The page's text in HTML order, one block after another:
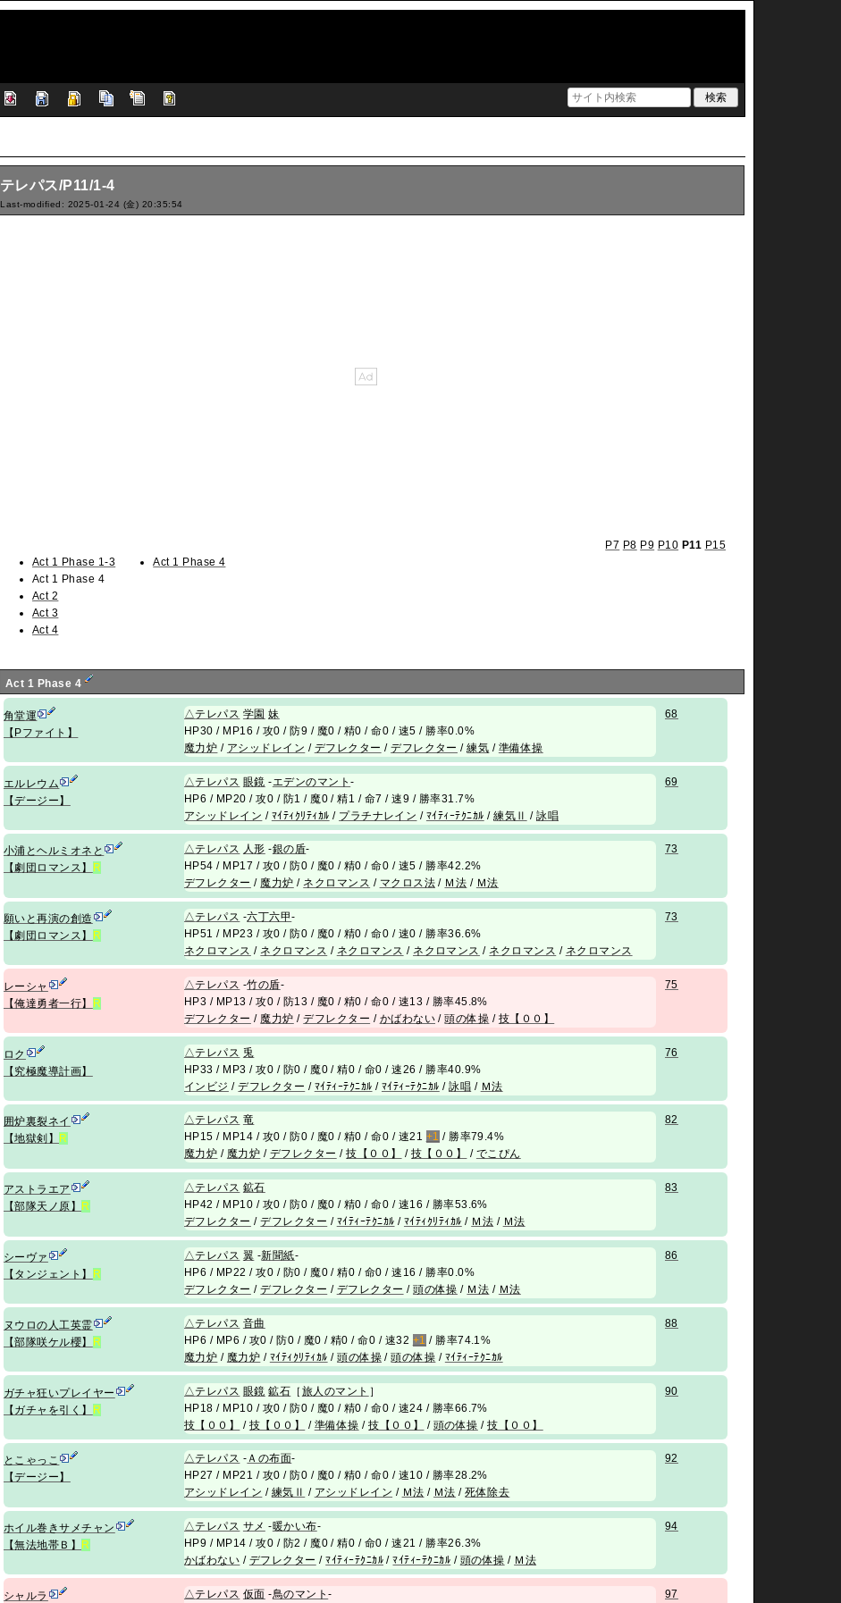
テレパス/P11/1-4
Last-modified: 2025-01-24 (金) 20:35:54
Act 1 Phase 1-3
Act 1 Phase 4
Act 2
Act 3
Act 4
Act 1 Phase 4
P7 P8 P9 P10 P11 P15
Act 1 Phase 4
角堂運
【Pファイト】
△テレパス 学園 妹
HP30 / MP16 / 攻0 / 防9 / 魔0 / 精0 / 命0 / 速5 / 勝率0.0%
魔力炉 / アシッドレイン / デフレクター /デフレクター /練気 / 準備体操
68
エルレウム
【デージー】
△テレパス 眼鏡 -エデンのマント-
HP6 / MP20 / 攻0 / 防1 / 魔0 / 精1 / 命7 / 速9 / 勝率31.7%
アシッドレイン / ﾏｲﾃｨｸﾘﾃｨｶﾙ / プラチナレイン / ﾏｲﾃｨｰﾃｸﾆｶﾙ /練気Ⅱ /詠唱
69
小浦とヘルミオネと
【劇団ロマンス】
R
△テレパス 人形 -銀の盾-
HP54 / MP17 / 攻0 / 防0 / 魔0 / 精0 / 命0 / 速5 / 勝率42.2%
デフレクター / 魔力炉 / ネクロマンス / マクロス法 / Ｍ法 / Ｍ法
73
願いと再演の創造
【劇団ロマンス】
R
△テレパス -六丁六甲-
HP51 / MP23 / 攻0 / 防0 / 魔0 / 精0 / 命0 / 速0 / 勝率36.6%
ネクロマンス / ネクロマンス / ネクロマンス / ネクロマンス / ネクロマンス / ネクロマンス
73
レーシャ
【俺達勇者一行】 R
△テレパス -竹の盾-
HP3 / MP13 / 攻0 / 防13 / 魔0 / 精0 / 命0 / 速13 / 勝率45.8%
デフレクター / 魔力炉 /デフレクター / かばわない /頭の体操 / 技【００】
75
ロク
【究極魔導計画】
△テレパス 兎
HP33 / MP3 / 攻0 / 防0 / 魔0 / 精0 / 命0 / 速26 / 勝率40.9%
インビジ /デフレクター / ﾏｲﾃｨｰﾃｸﾆｶﾙ / ﾏｲﾃｨｰﾃｸﾆｶﾙ /詠唱 / Ｍ法
76
囲炉裏裂ネイ
【地獄剣】
R
△テレパス 竜
HP15 / MP14 / 攻0 / 防0 / 魔0 / 精0 / 命0 / 速21 +1 / 勝率79.4%
魔力炉 / 魔力炉 / デフレクター /技【００】 /技【００】 / でこぴん
82
アストラエア
【部隊天ノ原】
R
△テレパス 鉱石
HP42 / MP10 / 攻0 / 防0 / 魔0 / 精0 / 命0 / 速16 / 勝率53.6%
デフレクター /デフレクター / ﾏｲﾃｨｰﾃｸﾆｶﾙ / ﾏｲﾃｨｸﾘﾃｨｶﾙ / Ｍ法 / Ｍ法
83
シーヴァ
【タンジェント】
R
△テレパス 翼 -新聞紙-
HP6 / MP22 / 攻0 / 防0 / 魔0 / 精0 / 命0 / 速16 / 勝率0.0%
デフレクター /デフレクター / デフレクター /頭の体操 / Ｍ法 / Ｍ法
86
ヌウロの人工英霊
【部隊咲ケル櫻】 R
△テレパス 音曲
HP6 / MP6 / 攻0 / 防0 / 魔0 / 精0 / 命0 / 速32 +1 / 勝率74.1%
魔力炉 / 魔力炉 / ﾏｲﾃｨｸﾘﾃｨｶﾙ /頭の体操 /頭の体操 / ﾏｲﾃｨｰﾃｸﾆｶﾙ
88
ガチャ狂いプレイヤー
【ガチャを引く】 R
△テレパス 眼鏡 鉱石 ［ 旅人のマント ］
HP18 / MP10 / 攻0 / 防0 / 魔0 / 精0 / 命0 / 速24 / 勝率66.7%
技【００】
/ 技【００】 / 準備体操 /技【００】 / 頭の体操 /技【００】
90
とこゃっこ
【デージー】
△テレパス -Ａの布面-
HP27 / MP21 / 攻0 / 防0 / 魔0 / 精0 / 命0 / 速10 / 勝率28.2%
アシッドレイン / 練気Ⅱ / アシッドレイン / Ｍ法 / Ｍ法 /死体除去
92
ホイル巻きサメチャン
【無法地帯Ｂ】
R
△テレパス サメ -暖かい布-
HP9 / MP14 / 攻0 / 防2 / 魔0 / 精0 / 命0 / 速21 / 勝率26.3%
かばわない / デフレクター /ﾏｲﾃｨｰﾃｸﾆｶﾙ /ﾏｲﾃｨｰﾃｸﾆｶﾙ / 頭の体操 / Ｍ法
94
シャルラ
△テレパス 仮面 -鳥のマント-
97